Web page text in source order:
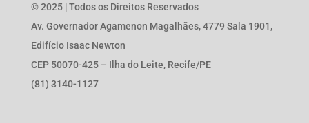
© 2025 | Todos os Direitos Reservados
Av. Governador Agamenon Magalhães, 4779 Sala 1901,
Edifício Isaac Newton
CEP 50070-425 – Ilha do Leite, Recife/PE
(81) 3140-1127